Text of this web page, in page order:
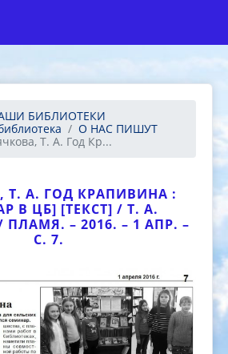
БИБЛИОТЕКИ
О НАС ПИШУТ
Т. А. Год Кр...
Т. А. ГОД КРАПИВИНА :
В ЦБ] [ТЕКСТ] / Т. А.
– 2016. – 1 АПР. –
С. 7.